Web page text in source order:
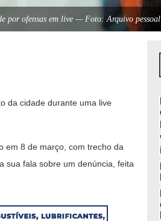
por ofensas em live — Foto: Arquivo pessoal
da cidade durante uma live
em 8 de março, com trecho da
sua fala sobre um denúncia, feita